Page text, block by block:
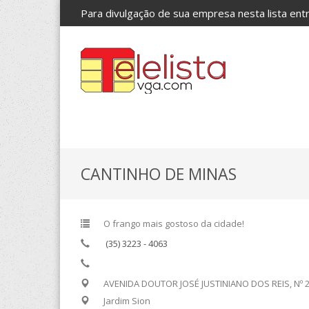
Para divulgação de sua empresa nesta lista
CANTINHO DE MINAS
O frango mais gostoso da cidade!
(35) 3223 - 4063
AVENIDA DOUTOR JOSÉ JUSTINIANO DOS REIS, Nº
Jardim Sion